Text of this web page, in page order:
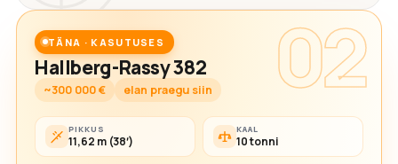
02
TÄNA · KASUTUSES
Hallberg-Rassy 382
~300 000 € elan praegu siin
PIKKUS
11,62 m (38′)
KAAL
10 tonni